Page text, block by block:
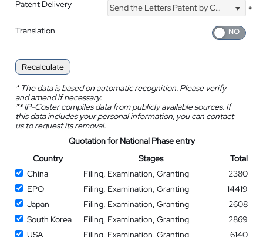
Patent Delivery Send the Letters Patent by Courier
*
Translation
Recalculate
*The data is based on automatic recognition. Please verify
and amend if necessary.
**IP-Coster compiles data from publicly available sources. If
this data includes your personal information, you can contact
us to request its removal.
Quotation for National Phase entry
Country
Stages
Total
China
Filing, Examination, Granting
2380
EPO
Filing, Examination, Granting
14419
Japan
Filing, Examination, Granting
2608
South Korea
Filing, Examination, Granting
2869
USA
Filing, Examination, Granting
6140